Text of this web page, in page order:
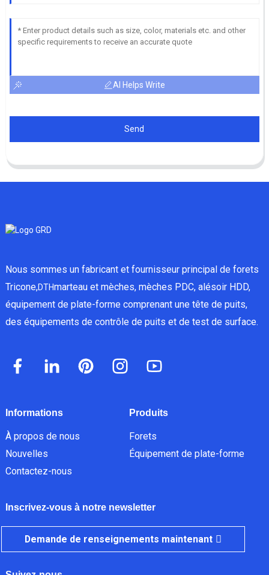
AI Helps Write
Send
Nous sommes un fabricant et fournisseur principal de forets
Tricone,DTHmarteau et mèches, mèches PDC, alésoir HDD,
équipement de plate-forme comprenant une tête de puits,
des équipements de contrôle de puits et de test de surface.
Informations
À propos de nous
Nouvelles
Contactez-nous
Produits
Forets
Équipement de plate-forme
Inscrivez-vous à notre newsletter
Demande de renseignements maintenant